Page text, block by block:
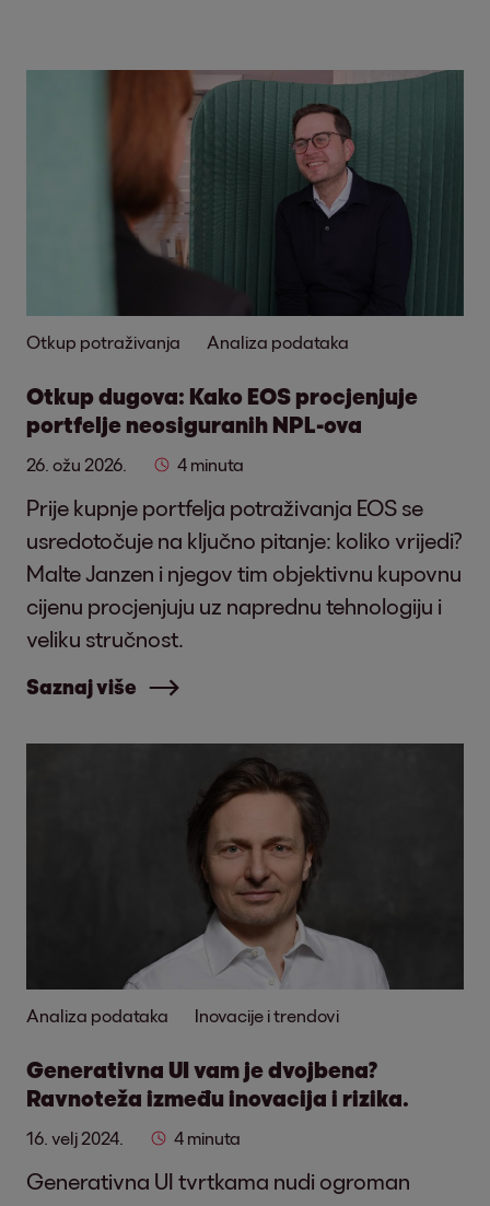
Otkup potraživanja Analiza podataka
Otkup dugova: Kako EOS procjenjuje
portfelje neosiguranih NPL-ova
26. ožu 2026. 4 minuta
Prije kupnje portfelja potraživanja EOS se
usredotočuje na ključno pitanje: koliko vrijedi?
Malte Janzen i njegov tim objektivnu kupovnu
cijenu procjenjuju uz naprednu tehnologiju i
veliku stručnost.
Saznaj više
Analiza podataka Inovacije i trendovi
Generativna UI vam je dvojbena?
Ravnoteža između inovacija i rizika.
16. velj 2024. 4 minuta
Generativna UI tvrtkama nudi ogroman